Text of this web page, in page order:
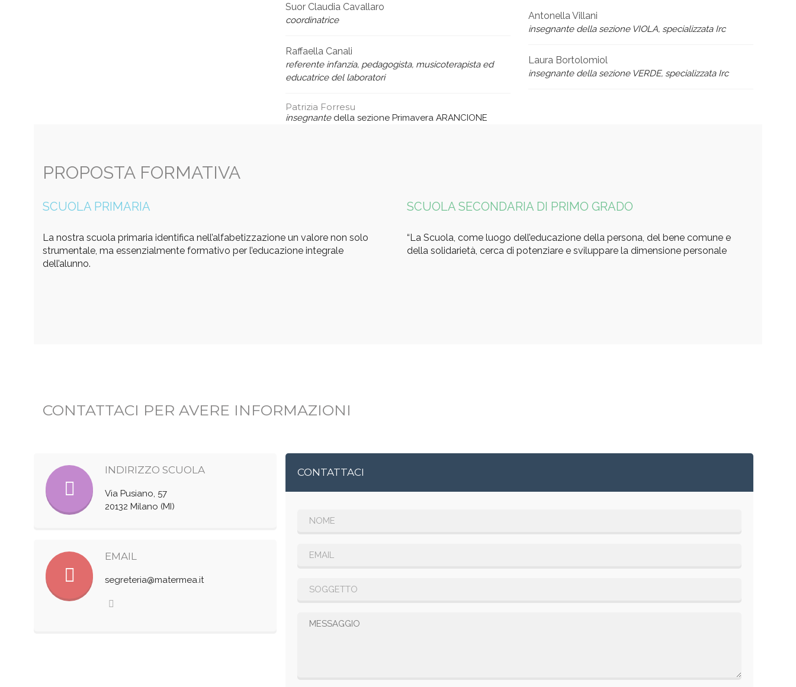
Suor Claudia Cavallaro
coordinatrice
Raffaella Canali
referente infanzia, pedagogista, musicoterapista ed
educatrice del laboratori
Patrizia Forresu
insegnantedella sezione Primavera ARANCIONE
Antonella Villani
insegnante della sezione VIOLA, specializzata Irc
Laura Bortolomiol
insegnante della sezione VERDE, specializzata Irc
PROPOSTA FORMATIVA
SCUOLA PRIMARIA
La nostra scuola primaria identifica nell’alfabetizzazione un valore non solo
strumentale, ma essenzialmente formativo per l’educazione integrale
dell’alunno.
SCUOLA SECONDARIA DI PRIMO GRADO
“La Scuola, come luogo dell’educazione della persona, del bene comune e
della solidarietà, cerca di potenziare e sviluppare la dimensione personale
CONTATTACI PER AVERE INFORMAZIONI
INDIRIZZO SCUOLA
Via Pusiano, 57
20132 Milano (MI)
EMAIL
segreteria@matermea.it
CONTATTACI